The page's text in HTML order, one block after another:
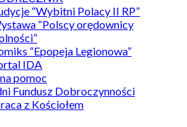
“Wybitni Polacy II RP”
“Polscy orędownicy
“Epopeja Legionowa”
IDA
pomoc
Fundusz Dobroczynności
z Kościołem